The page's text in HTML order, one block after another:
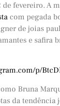
de fevereiro. A
com pegada
de joias
e safira
p/
Bruna
da